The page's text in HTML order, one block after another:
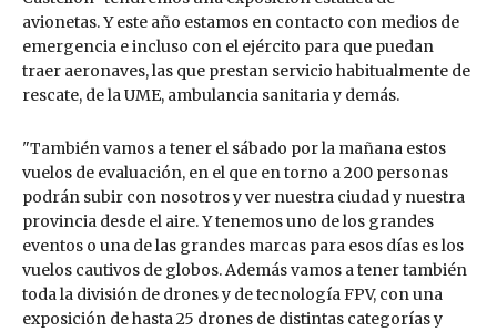
avionetas. Y este año estamos en contacto con medios de
emergencia e incluso con el ejército para que puedan
traer aeronaves, las que prestan servicio habitualmente de
rescate, de la UME, ambulancia sanitaria y demás.
"También vamos a tener el sábado por la mañana estos
vuelos de evaluación, en el que en torno a 200 personas
podrán subir con nosotros y ver nuestra ciudad y nuestra
provincia desde el aire. Y tenemos uno de los grandes
eventos o una de las grandes marcas para esos días es los
vuelos cautivos de globos. Además vamos a tener también
toda la división de drones y de tecnología FPV, con una
exposición de hasta 25 drones de distintas categorías y